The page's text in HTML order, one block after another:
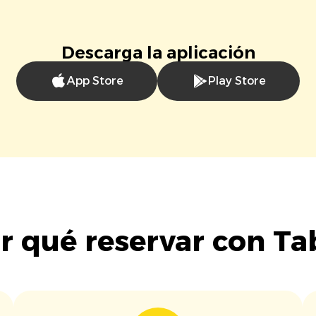
Descarga la aplicación
App Store Play Store
qué reservar con